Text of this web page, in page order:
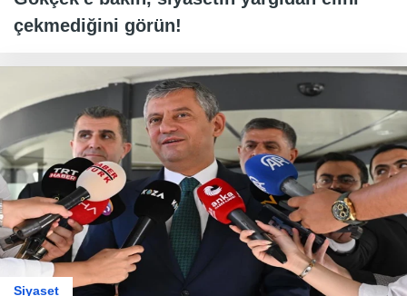
çekmediğini görün!
Siyaset